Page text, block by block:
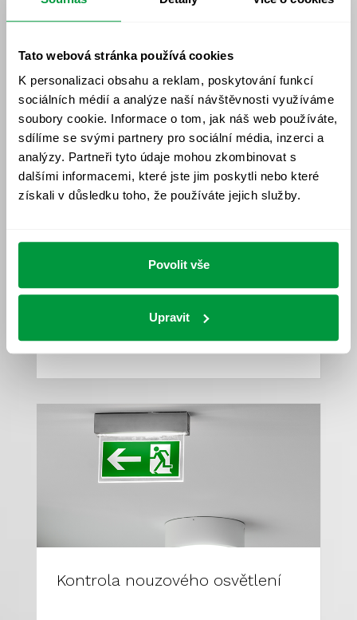
Tato webová stránka používá cookies
K personalizaci obsahu a reklam, poskytování funkcí
sociálních médií a analýze naší návštěvnosti využíváme
soubory cookie. Informace o tom, jak náš web používáte,
sdílíme se svými partnery pro sociální média, inzerci a
analýzy. Partneři tyto údaje mohou zkombinovat s
dalšími informacemi, které jste jim poskytli nebo které
získali v důsledku toho, že používáte jejich služby.
Povolit vše
Upravit
Měření osvětlení
Kontrola nouzového osvětlení